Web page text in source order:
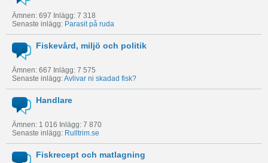
Ämnen: 697 Inlägg: 7 318
Senaste inlägg: Parasit på ruda
Fiskevård, miljö och politik
Ämnen: 667 Inlägg: 7 575
Senaste inlägg:Avlivar ni skadad fisk?
Handlare
Ämnen: 1 016 Inlägg: 7 870
Senaste inlägg: Rulltrim.se
Fiskrecept och matlagning